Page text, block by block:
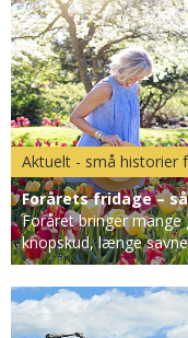
Aktuelt - små historier
Forårets fridage –
Foråret bringer mange
knopskud, længe